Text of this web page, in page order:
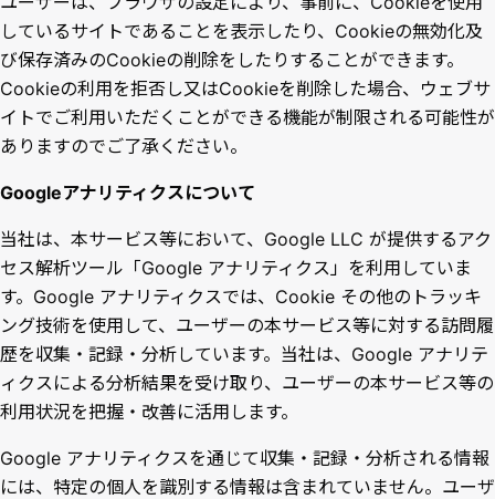
しているサイトであることを表示したり、Cookieの無効化及
び保存済みのCookieの削除をしたりすることができます。
Cookieの利用を拒否し又はCookieを削除した場合、ウェブサ
イトでご利用いただくことができる機能が制限される可能性が
ありますのでご了承ください。
Googleアナリティクスについて
当社は、本サービス等において、Google LLC が提供するアク
セス解析ツール「Google アナリティクス」を利用していま
す。Google アナリティクスでは、Cookie その他のトラッキ
ング技術を使用して、ユーザーの本サービス等に対する訪問履
歴を収集・記録・分析しています。当社は、Google アナリテ
ィクスによる分析結果を受け取り、ユーザーの本サービス等の
利用状況を把握・改善に活用します。
Google アナリティクスを通じて収集・記録・分析される情報
には、特定の個人を識別する情報は含まれていません。ユーザ